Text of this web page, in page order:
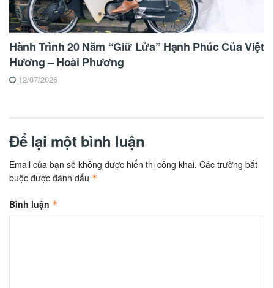
Hành Trình 20 Năm “Giữ Lửa” Hạnh Phúc Của Việt
Hương – Hoài Phương
12/07/2026
Để lại một bình luận
Email của bạn sẽ không được hiển thị công khai. Các trường bắt
buộc được đánh dấu *
Bình luận *